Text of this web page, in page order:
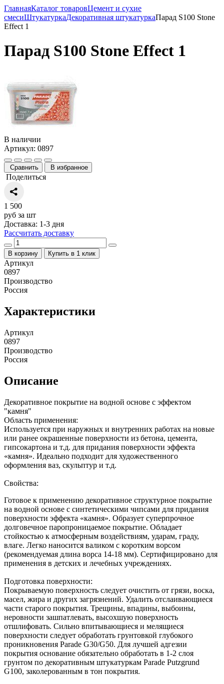
ГлавнаяКаталог товаровЦемент и сухие
смесиШтукатуркаДекоративная штукатуркаПарад S100 Stone
Effect 1
Парад S100 Stone Effect 1
В наличии
Артикул: 0897
Сравнить В избранное
Поделиться
1 500
руб за шт
Доставка: 1-3 дня
Рассчитать доставку
В корзину Купить в 1 клик
Артикул
0897
Производство
Россия
Характеристики
Артикул
0897
Производство
Россия
Описание
Декоративное покрытие на водной основе с эффектом
"камня"
Область применения:
Используется при наружных и внутренних работах на новые
или ранее окрашенные поверхности из бетона, цемента,
гипсокартона и т.д. для придания поверхности эффекта
«камня». Идеально подходит для художественного
оформления ваз, скульптур и т.д.
Свойства:
Готовое к применению декоративное структурное покрытие
на водной основе с синтетическими чипсами для придания
поверхности эффекта «камня». Образует суперпрочное
долговечное паропроницаемое покрытие. Обладает
стойкостью к атмосферным воздействиям, ударам, граду,
влаге. Легко наносится валиком с коротким ворсом
(рекомендуемая длина ворса 14-18 мм). Сертифицировано для
применения в детских и лечебных учреждениях.
Подготовка поверхности:
Покрываемую поверхность следует очистить от грязи, воска,
масел, жира и других загрязнений. Удалить отслаивающиеся
части старого покрытия. Трещины, впадины, выбоины,
неровности зашпатлевать, высохшую поверхность
отшлифовать. Сильно впитывающиеся и мелящиеся
поверхности следует обработать грунтовкой глубокого
проникновения Parade G30/G50. Для лучшей адгезии
покрытия основание обязательно обработать в 1-2 слоя
грунтом по декоративным штукатуркам Parade Putzgrund
G100, заколерованным в тон покрытия.